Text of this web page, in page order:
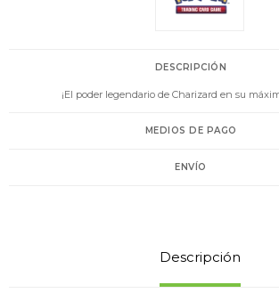
DESCRIPCIÓN
¡El poder legendario de Charizard en su
MEDIOS DE PAGO
ENVÍO
Descripción